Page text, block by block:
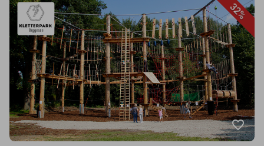
32%
favorite_border